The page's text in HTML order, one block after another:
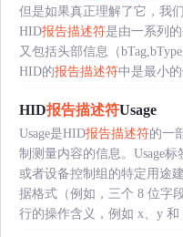
但是如果真正理解了它，我
HID报告描述符是由一系列
又包括头部信息（
HID的报告描述符中是最小
HID报告描述符Usage
Usage是HID报告描述符的一
制测量内容的信息。Usage
或者设备控制组的特定用途
据格式（例如，三个 8 位字
行的操作含义，例如 x、y